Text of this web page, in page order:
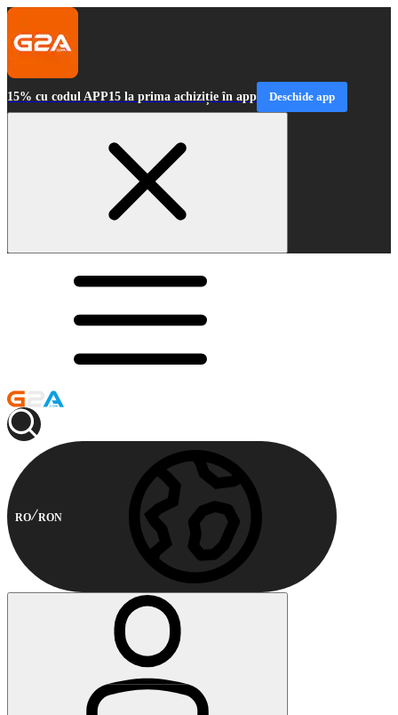
15% cu codul APP15 la prima achiziție în app Deschide app
RO RON